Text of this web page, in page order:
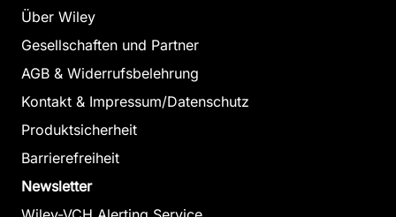
Über Wiley
Gesellschaften und Partner
AGB & Widerrufsbelehrung
Kontakt & Impressum/Datenschutz
Produktsicherheit
Barrierefreiheit
Newsletter